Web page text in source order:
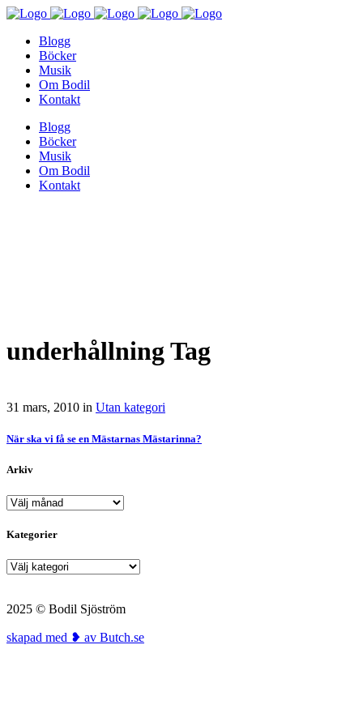
Blogg
Böcker
Musik
Om Bodil
Kontakt
Blogg
Böcker
Musik
Om Bodil
Kontakt
underhållning Tag
31 mars, 2010 in Utan kategori
När ska vi få se en Mästarnas Mästarinna?
Arkiv
Arkiv
Kategorier
Kategorier
2025 © Bodil Sjöström
skapad med ❥ av Butch.se